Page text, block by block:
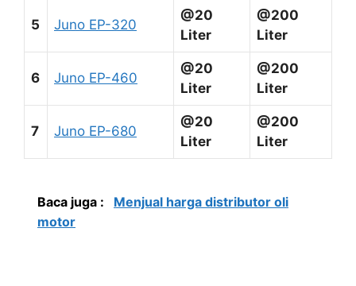
5 Juno EP-320
@20
Liter
@200
Liter
6 Juno EP-460
@20
Liter
@200
Liter
7 Juno EP-680
@20
Liter
@200
Liter
Baca juga :
Menjual harga distributor oli
motor